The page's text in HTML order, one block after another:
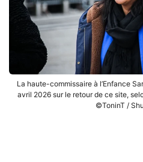
La haute-commissaire à l’Enfance
avril 2026 sur le retour de ce site,
©ToninT /